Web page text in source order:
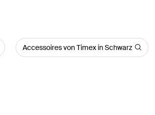
Accessoires von Timex in Schwarz